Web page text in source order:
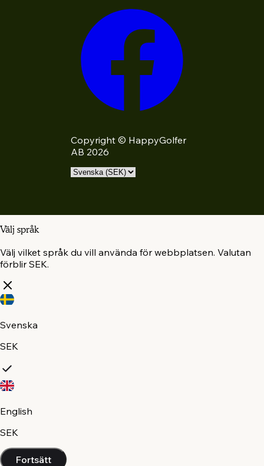
Copyright © HappyGolfer
AB 2026
Välj språk
Välj vilket språk du vill använda för webbplatsen. Valutan
förblir SEK.
Svenska
SEK
English
SEK
Fortsätt